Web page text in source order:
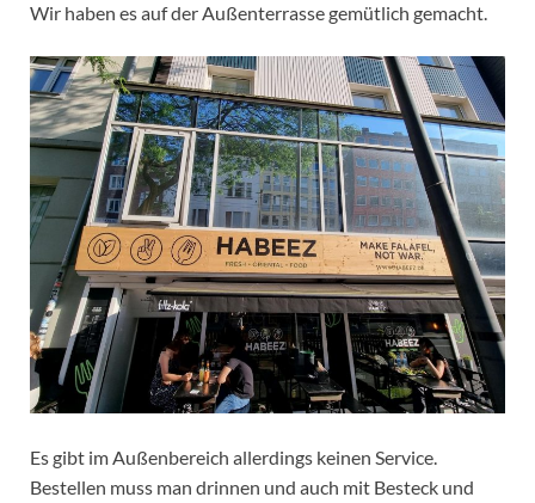
Wir haben es auf der Außenterrasse gemütlich gemacht.
Es gibt im Außenbereich allerdings keinen Service.
Bestellen muss man drinnen und auch mit Besteck und